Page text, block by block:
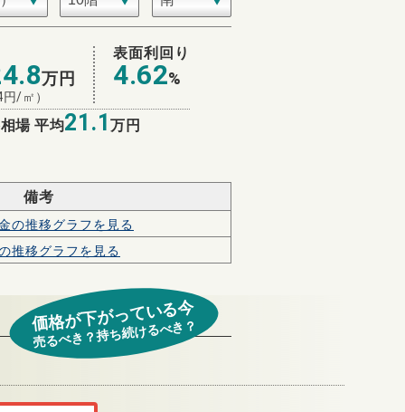
万円
円/㎡）
表面利回り
4.62%
場 平均21.1万円
備考
の推移グラフを見る
推移グラフを見る
価格が下がっている今
売るべき？持ち続けるべき？